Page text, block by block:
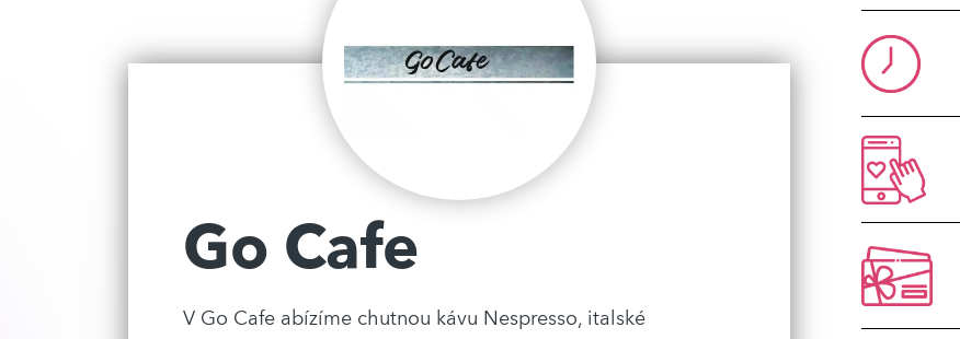
Go Cafe
V Go Cafe abízíme chutnou kávu Nespresso, italské